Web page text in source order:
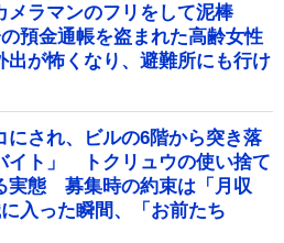
メラマンのフリをして泥棒
預金通帳を盗まれた高齢女性
が怖くなり、避難所にも行け
にされ、ビルの6階から突き落
イト」 トクリュウの使い捨て
実態 募集時の約束は「月収
入った瞬間、「お前たち